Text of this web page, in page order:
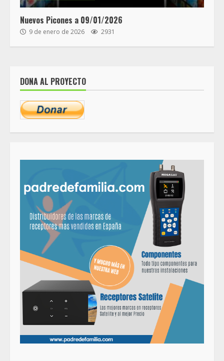
Nuevos Picones a 09/01/2026
9 de enero de 2026 2931
DONA AL PROYECTO